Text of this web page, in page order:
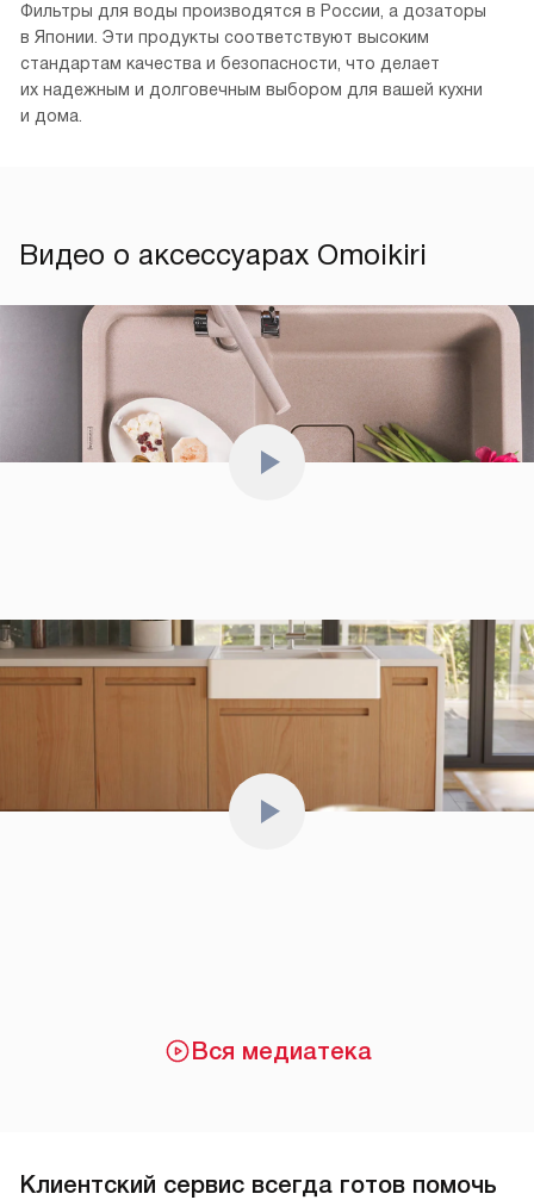
Фильтры для воды производятся в России, а дозаторы
в Японии. Эти продукты соответствуют высоким
стандартам качества и безопасности, что делает
их надежным и долговечным выбором для вашей кухни
и дома.
Видео о аксессуарах Omoikiri
Вся медиатека
Клиентский сервис всегда готов помочь